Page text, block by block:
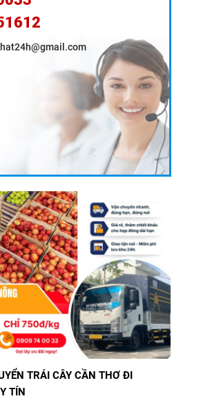
TRÁI CÂY MIỀN TÂY ĐI HCM:
GIÁ TRỊ NÔNG SẢN 24H
TRÁI CÂY CẦN THƠ ĐI
TÍN